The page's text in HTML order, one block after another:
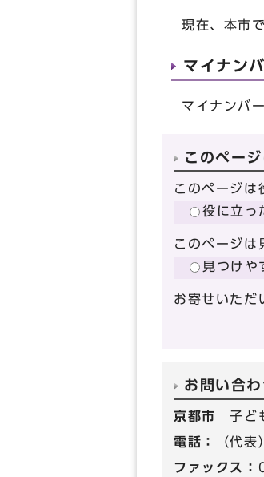
現在、本市
マイナン
マイナンバ
このペー
このページは
役に立っ
このページは
見つけや
お寄せいただ
お問い合
京都市子ど
電話：
（代
ファックス：